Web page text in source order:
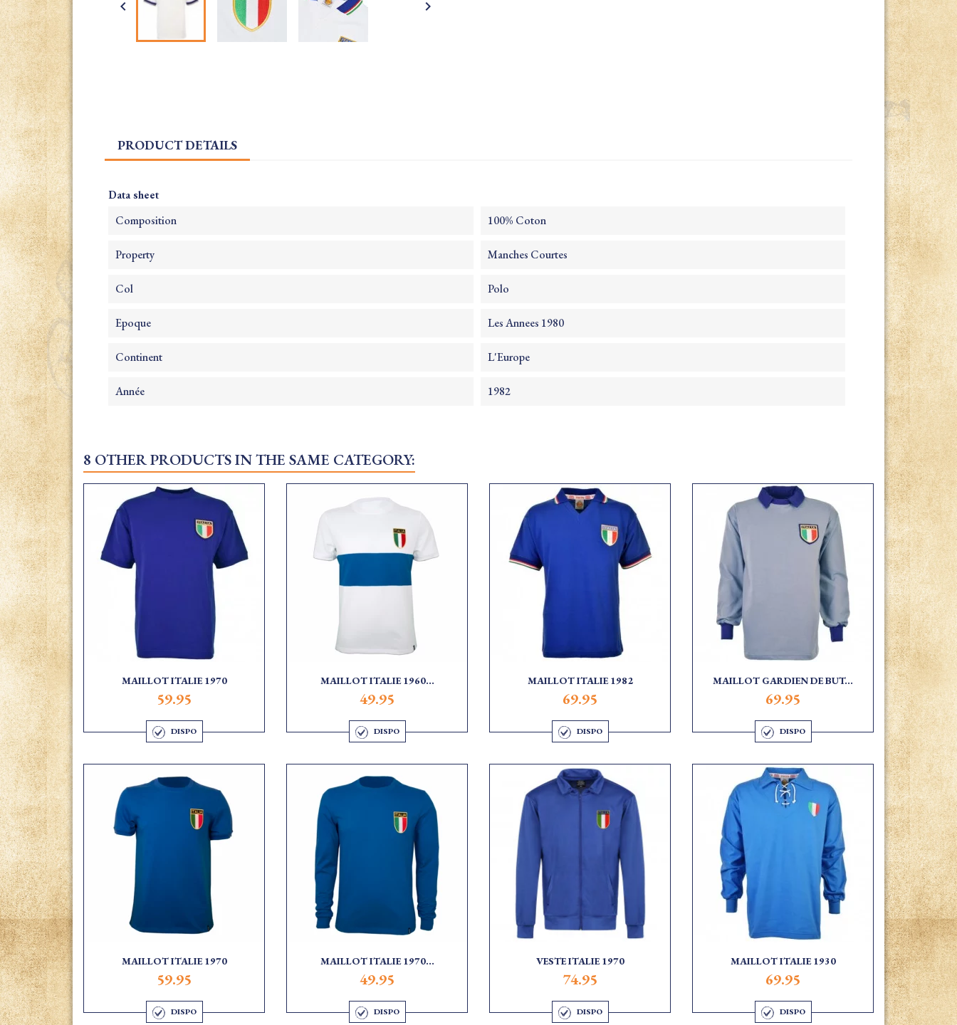
 
PRODUCT DETAILS
Data sheet
Composition 100% Coton
Property Manches Courtes
Col Polo
Epoque Les Annees 1980
Continent L'Europe
Année 1982
8 OTHER PRODUCTS IN THE SAME CATEGORY:
MAILLOT ITALIE 1970
59.95
DISPO
MAILLOT ITALIE 1960...
49.95
DISPO
MAILLOT ITALIE 1982
69.95
DISPO
MAILLOT GARDIEN DE BUT...
69.95
DISPO
MAILLOT ITALIE 1970
59.95
DISPO
MAILLOT ITALIE 1970...
49.95
DISPO
VESTE ITALIE 1970
74.95
DISPO
MAILLOT ITALIE 1930
69.95
DISPO